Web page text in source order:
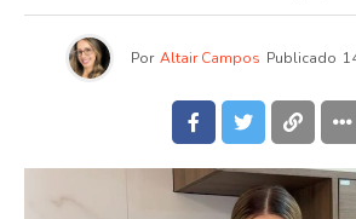
Por Altair Campos Publicado